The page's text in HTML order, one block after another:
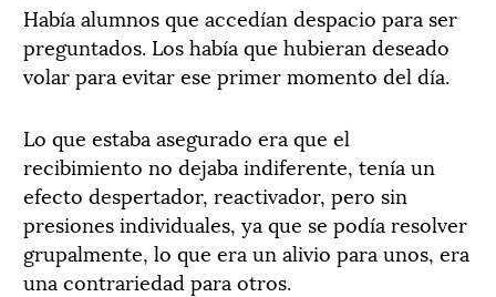
Había alumnos que accedían despacio para ser
preguntados. Los había que hubieran deseado
volar para evitar ese primer momento del día.
Lo que estaba asegurado era que el
recibimiento no dejaba indiferente, tenía un
efecto despertador, reactivador, pero sin
presiones individuales, ya que se podía resolver
grupalmente, lo que era un alivio para unos, era
una contrariedad para otros.